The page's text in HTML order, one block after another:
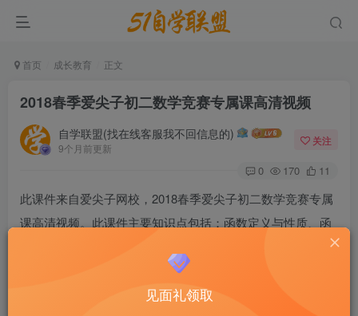
首页 成长教育 正文
2018春季爱尖子初二数学竞赛专属课高清视频
自学联盟(找在线客服我不回信息的)
9个月前更新
关注
0 170 11
此课件来自爱尖子网校，2018春季爱尖子初二数学竞赛专属
课高清视频。此课件主要知识点包括：函数定义与性质、函
数值域与单调性、指数函数、对数与对数函数、等差数列与
等比数列、数列递推公式与通项公式、数列中的数学归纳
法、任意角三角函数、三角函数图象与性质、三角函数恒等
见面礼领取